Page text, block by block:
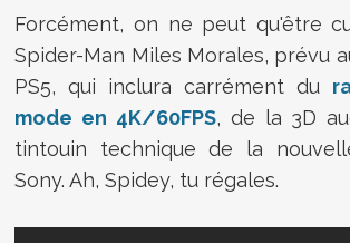
Forcément, on ne peut qu'être
Spider-Man Miles Morales, prévu
PS5, qui inclura carrément du
mode en 4K/60FPS, de la 3D
tintouin technique de la
Sony. Ah, Spidey, tu régales.